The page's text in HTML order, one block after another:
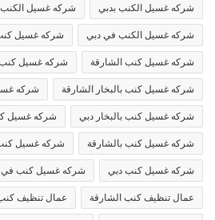
شركه غسيل الكنب بدبي شركه غسيل
شركه غسيل الكنب في دبي شركه غسيل
شركه غسيل كنب الشارقة شركه غسيل كنب
شركه غسيل كنب بالبخار الشارقة شركه
شركه غسيل كنب بالبخار دبي شركه غسيل
شركه غسيل كنب بالشارقة شركه غسيل
شركه غسيل كنب دبي شركه غسيل كنب في
عمال تنظيف كنب الشارقة عمال تنظيف